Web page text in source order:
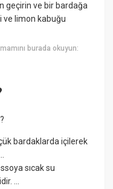
geçirin ve bir bardağa
ve limon kabuğu
burada okuyun:
bardaklarda içilerek
sıcak su
...